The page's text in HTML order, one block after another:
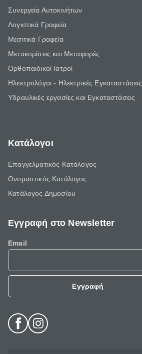
Συνεργεία Αυτοκινήτων
Λογιστικά Γραφεία
Μεσιτικά Γραφεία
Μετακομίσεις και Μεταφορές
Ορθοπαιδικοί Ιατροί
Ηλεκτρολόγοι - Ηλεκτρικές Εγκαταστάσεις
Υδραυλικές εργασίες και Εγκαταστάσεις
Κατάλογοι
Επαγγελματικός Κατάλογος
Ονομαστικός Κατάλογος
Κατάλογος Δημοσίου
Εγγραφή στο Newsletter
Email
Εγγραφή